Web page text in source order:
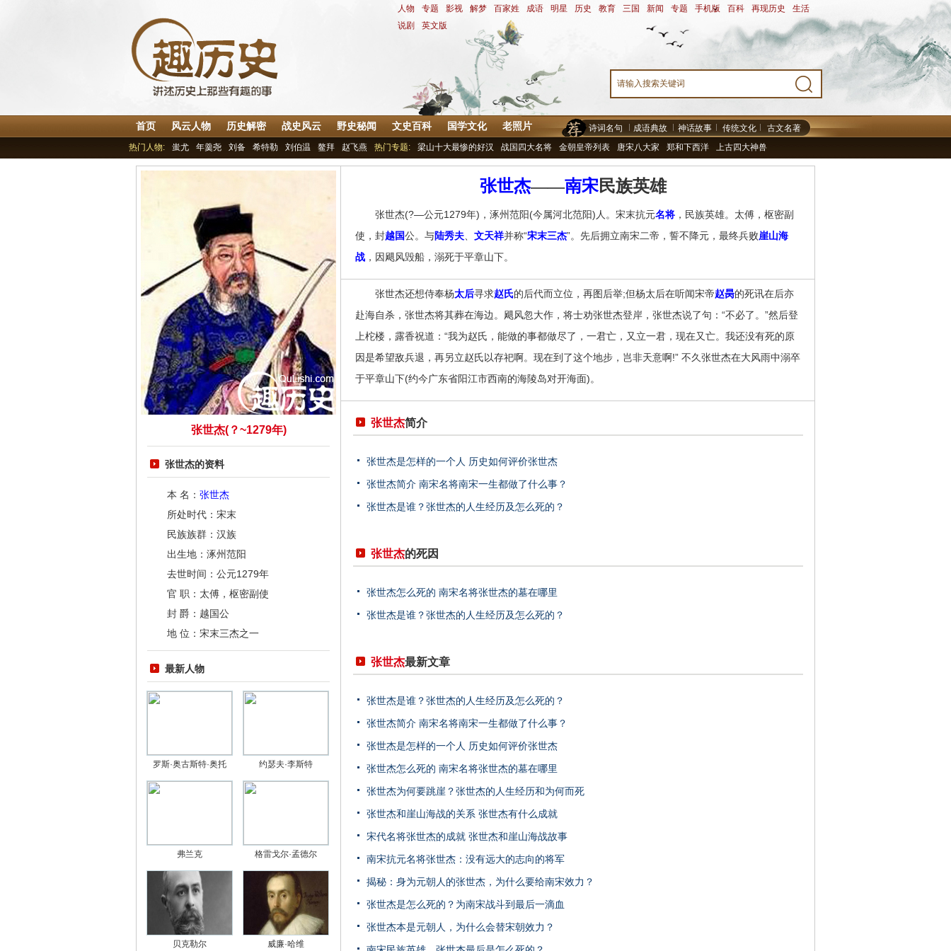
人物 专题 影视 解梦 百家姓 成语 明星 历史 教育 三国 新闻 专题 手机版 百科 再现历史 生活
说剧
英文版
首页 风云人物 历史解密 战史风云 野史秘闻 文史百科 国学文化 老照片 诗词名句 成语典故 神话故事 传统文化
古文名著
热门人物:
蚩尤 年羹尧 刘备 希特勒 刘伯温 鳌拜 赵飞燕 热门专题: 梁山十大最惨的好汉 战国四大名将 金朝皇帝列表 唐宋八大家 郑和下西洋 上古四大神兽
张世杰(？~1279年)
张世杰的资料
本 名： 张世杰
所处时代：宋末
民族族群：汉族
出生地：涿州范阳
去世时间：公元1279年
官 职：太傅，枢密副使
封 爵：越国公
地 位：宋末三杰之一
最新人物
罗斯·奥古斯特·奥托 约瑟夫·李斯特
弗兰克 格雷戈尔·孟德尔
贝克勒尔 威廉·哈维
张世杰——南宋民族英雄
张世杰(?—公元1279年)，涿州范阳(今属河北范阳)人。宋末抗元名将 ，民族英雄。太傅，枢密副
使，封越国公。与陆秀夫 文天祥并称“宋末三杰”。先后拥立南宋二帝，誓不降元，最终兵败崖山海
战 ，因飓风毁船，溺死于平章山下。
张世杰还想侍奉杨太后寻求赵氏的后代而立位，再图后举;但杨太后在听闻宋帝赵昺的死讯在后亦
赴海自杀，张世杰将其葬在海边。飓风忽大作，将士劝张世杰登岸，张世杰说了句：“不必了。”然后登
上柁楼，露香祝道：“我为赵氏，能做的事都做尽了，一君亡，又立一君，现在又亡。我还没有死的原
因是希望敌兵退，再另立赵氏以存祀啊。现在到了这个地步，岂非天意啊!” 不久张世杰在大风雨中溺卒
于平章山下(约今广东省阳江市西南的海陵岛对开海面)。
张世杰简介
张世杰是怎样的一个人 历史如何评价张世杰
张世杰简介 南宋名将南宋一生都做了什么事？
张世杰是谁？张世杰的人生经历及怎么死的？
张世杰的死因
张世杰怎么死的 南宋名将张世杰的墓在哪里
张世杰是谁？张世杰的人生经历及怎么死的？
张世杰最新文章
张世杰是谁？张世杰的人生经历及怎么死的？
张世杰简介 南宋名将南宋一生都做了什么事？
张世杰是怎样的一个人 历史如何评价张世杰
张世杰怎么死的 南宋名将张世杰的墓在哪里
张世杰为何要跳崖？张世杰的人生经历和为何而死
张世杰和崖山海战的关系 张世杰有什么成就
宋代名将张世杰的成就 张世杰和崖山海战故事
南宋抗元名将张世杰：没有远大的志向的将军
揭秘：身为元朝人的张世杰，为什么要给南宋效力？
张世杰是怎么死的？为南宋战斗到最后一滴血
张世杰本是元朝人，为什么会替宋朝效力？